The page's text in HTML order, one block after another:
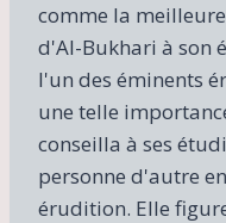
comme la
d'Al-Bukhari à son
l'un des éminents
une telle
conseilla à ses
personne d'autre
érudition. Elle